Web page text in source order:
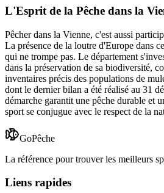
L'Esprit de la Pêche dans la
Pêcher dans la Vienne, c'est aussi
La présence de la loutre d'Europe dans
qui ne trompe pas. Le département
dans la préservation de sa biodiversité,
inventaires précis des populations de
dont le dernier bilan a été réalisé au 31
démarche garantit une pêche durable et
sport se conjugue avec le respect de la
GoPêche
La référence pour trouver les meilleurs
Liens rapides